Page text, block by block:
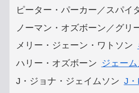
ピーター・パーカー／スパイ
ノーマン・オズボーン／グリ
メリー・ジェーン・ワトソン
ハリー・オズボーン ジェー
J・ジョナ・ジェイムソン J